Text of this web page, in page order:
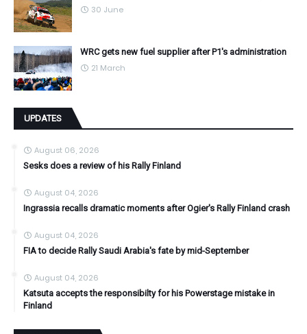
30 June
WRC gets new fuel supplier after P1's administration
21 March
UPDATES
August 06, 2026
Sesks does a review of his Rally Finland
August 04, 2026
Ingrassia recalls dramatic moments after Ogier's Rally Finland crash
August 04, 2026
FIA to decide Rally Saudi Arabia's fate by mid-September
August 04, 2026
Katsuta accepts the responsibilty for his Powerstage mistake in
Finland